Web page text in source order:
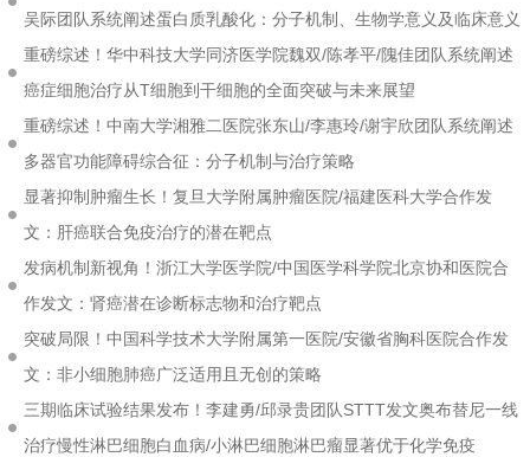
吴际团队系统阐述蛋白质乳酸化：分子机制、生物学意义及临床意义
重磅综述！华中科技大学同济医学院魏双/陈孝平/隗佳团队系统阐述
癌症细胞治疗从T细胞到干细胞的全面突破与未来展望
重磅综述！中南大学湘雅二医院张东山/李惠玲/谢宇欣团队系统阐述
多器官功能障碍综合征：分子机制与治疗策略
显著抑制肿瘤生长！复旦大学附属肿瘤医院/福建医科大学合作发
文：肝癌联合免疫治疗的潜在靶点
发病机制新视角！浙江大学医学院/中国医学科学院北京协和医院合
作发文：肾癌潜在诊断标志物和治疗靶点
突破局限！中国科学技术大学附属第一医院/安徽省胸科医院合作发
文：非小细胞肺癌广泛适用且无创的策略
三期临床试验结果发布！李建勇/邱录贵团队STTT发文奥布替尼一线
治疗慢性淋巴细胞白血病/小淋巴细胞淋巴瘤显著优于化学免疫